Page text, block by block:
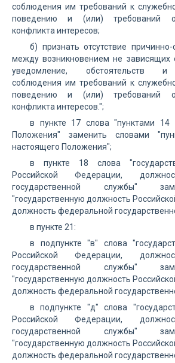
соблюдения им требований к
поведению и (или) требований
конфликта интересов;
б) признать отсутствие причинно-
между возникновением не зависящих
уведомление, обстоятельств и
соблюдения им требований к
поведению и (или) требований
конфликта интересов.";
в пункте 17 слова "пунктами 14
Положения" заменить словами
настоящего Положения";
в пункте 18 слова
Российской Федерации,
государственной службы"
"государственную должность
должность федеральной
в пункте 21:
в подпункте "в" слова
Российской Федерации,
государственной службы"
"государственную должность
должность федеральной
в подпункте "д" слова
Российской Федерации,
государственной службы"
"государственную должность
должность федеральной